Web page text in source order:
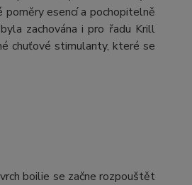
esencí a pochopitelně
zachována i pro řadu Krill
chuťové stimulanty, které se
boilie se začne rozpouštět